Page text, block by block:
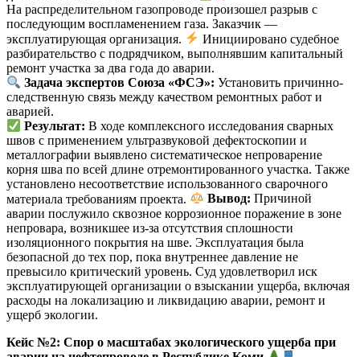
На распределительном газопроводе произошел разрыв с
последующим воспламенением газа. Заказчик —
эксплуатирующая организация.
Инициировано судебное
разбирательство с подрядчиком, выполнявшим капитальный
ремонт участка за два года до аварии.
Задача экспертов Союза «ФСЭ»: Установить причинно-
следственную связь между качеством ремонтных работ и
аварией.
Результат: В ходе комплексного исследования сварных
швов с применением ультразвуковой дефектоскопии и
металлографии выявлено систематическое непроварение
корня шва по всей длине отремонтированного участка. Также
установлено несоответствие использованного сварочного
материала требованиям проекта.
Вывод: Причиной
аварии послужило сквозное коррозионное поражение в зоне
непровара, возникшее из-за отсутствия сплошности
изоляционного покрытия на шве. Эксплуатация была
безопасной до тех пор, пока внутреннее давление не
превысило критический уровень. Суд удовлетворил иск
эксплуатирующей организации о взыскании ущерба, включая
расходы на локализацию и ликвидацию аварии, ремонт и
ущерб экологии.
Кейс №2: Спор о масштабах экологического ущерба при